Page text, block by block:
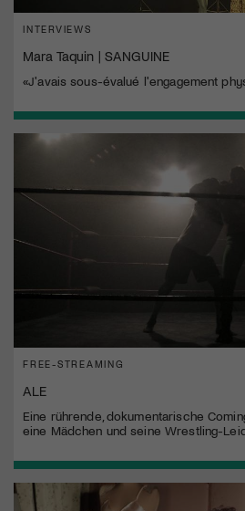
INTERVIEWS
Mara Taquin | SANGUINE
«J'avais sous-évalué l'engagement
FREE-STREAMING
ALE
Eine rührende, dokumentarische
eine Mädchen und seine Wrestling-